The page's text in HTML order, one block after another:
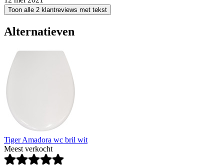
Toon alle 2 klantreviews met tekst
Alternatieven
Tiger Amadora wc bril wit
Meest verkocht